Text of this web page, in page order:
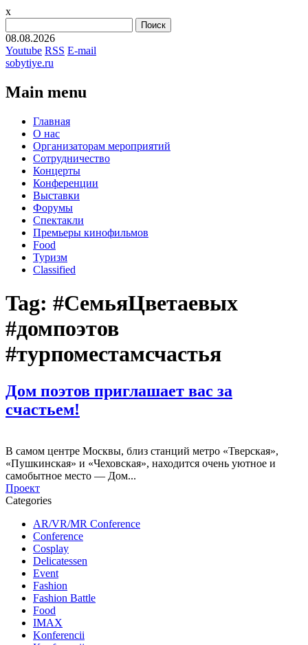
x
08.08.2026
Youtube RSS E-mail
sobytiye.ru
Main menu
Skip
content
Главная
О нас
Организаторам мероприятий
Сотрудничество
Концерты
Конференции
Выставки
Форумы
Спектакли
Премьеры кинофильмов
Food
Туризм
Сlassified
Tag: #СемьяЦветаевых
#домпоэтов
#турпоместамсчастья
Дом поэтов приглашает вас за
счастьем!
В самом центре Москвы, близ станций метро «Тверская»,
«Пушкинская» и «Чеховская», находится очень уютное и
самобытное место — Дом...
Проект
Categories
AR/VR/MR Conference
Conference
Cosplay
Delicatessen
Event
Fashion
Fashion Battle
Food
IMAX
Konferencii